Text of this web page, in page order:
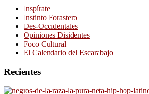
Inspírate
Instinto Forastero
Des-Occidentales
Opiniones Disidentes
Foco Cultural
El Calendario del Escarabajo
Recientes